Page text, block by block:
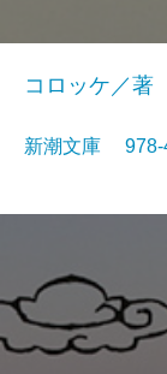
コロッケ／著
新潮文庫